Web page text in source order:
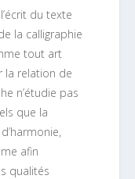
du texte
la calligraphie
tout art
la relation de
n’étudie pas
que la
afin
qualités